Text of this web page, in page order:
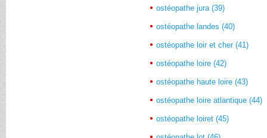
ostéopathe jura (39)
ostéopathe landes (40)
ostéopathe loir et cher (41)
ostéopathe loire (42)
ostéopathe haute loire (43)
ostéopathe loire atlantique (44)
ostéopathe loiret (45)